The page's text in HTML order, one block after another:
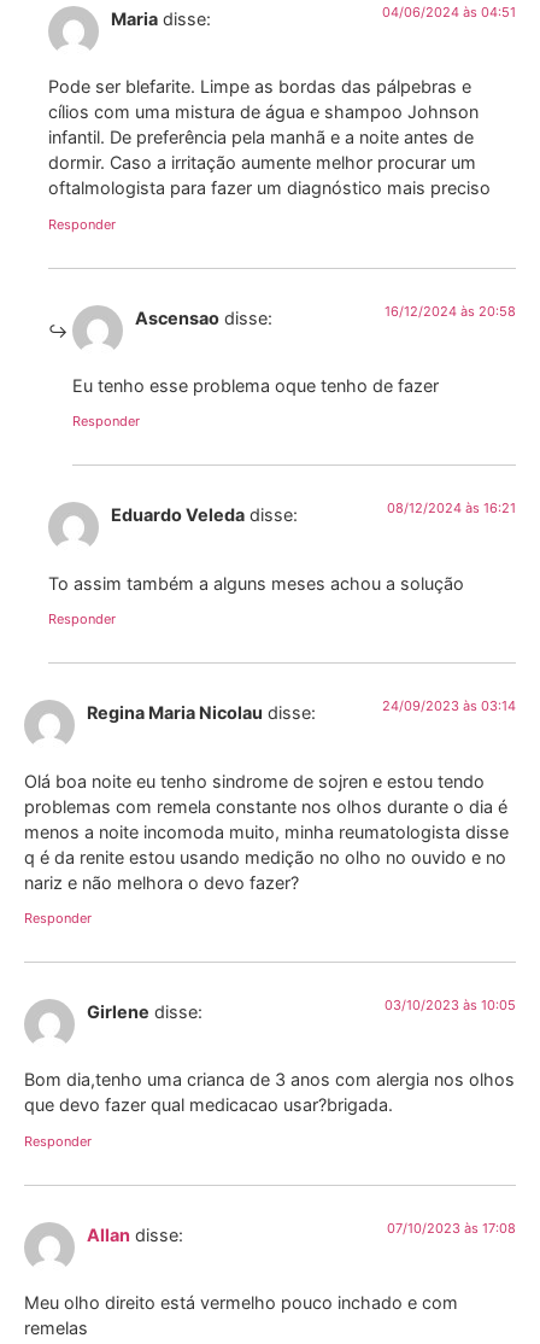
Maria disse: 04/06/2024 às 04:51
Pode ser blefarite. Limpe as bordas das pálpebras e
cílios com uma mistura de água e shampoo Johnson
infantil. De preferência pela manhã e a noite antes de
dormir. Caso a irritação aumente melhor procurar um
oftalmologista para fazer um diagnóstico mais preciso
Responder
Ascensao disse: 16/12/2024 às 20:58
Eu tenho esse problema oque tenho de fazer
Responder
Eduardo Veleda disse: 08/12/2024 às 16:21
To assim também a alguns meses achou a solução
Responder
Regina Maria Nicolau disse: 24/09/2023 às 03:14
Olá boa noite eu tenho sindrome de sojren e estou tendo
problemas com remela constante nos olhos durante o dia é
menos a noite incomoda muito, minha reumatologista disse
q é da renite estou usando medição no olho no ouvido e no
nariz e não melhora o devo fazer?
Responder
Girlene disse: 03/10/2023 às 10:05
Bom dia,tenho uma crianca de 3 anos com alergia nos olhos
que devo fazer qual medicacao usar?brigada.
Responder
Allan disse: 07/10/2023 às 17:08
Meu olho direito está vermelho pouco inchado e com
remelas